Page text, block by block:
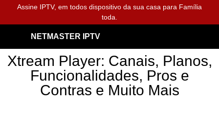
Assine IPTV, em todos dispositivo da sua casa para Família
toda.
NETMASTER IPTV
Xtream Player: Canais, Planos,
Funcionalidades, Pros e
Contras e Muito Mais